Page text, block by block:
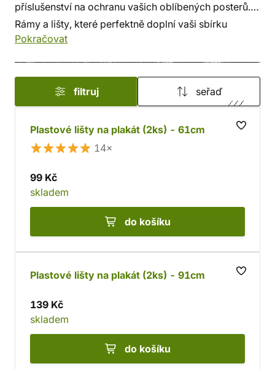
příslušenství na ochranu vašich oblíbených posterů.
Rámy a lišty, které perfektně doplní vaši sbírku
a umožní snadné zavěšení na stěny, dveře nebo jiné
Pokračovat
filtruj seřaď
Plastové lišty na plakát (2ks) - 61cm
14×
99 Kč
skladem
do košíku
Plastové lišty na plakát (2ks) - 91cm
139 Kč
skladem
do košíku